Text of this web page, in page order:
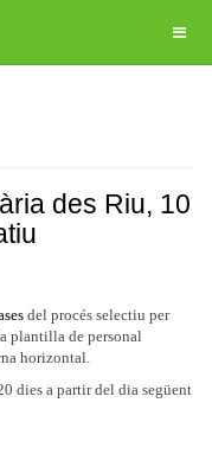
des Riu, 10
del procés selectiu per
plantilla de personal
horizontal.
dies a partir del dia següent